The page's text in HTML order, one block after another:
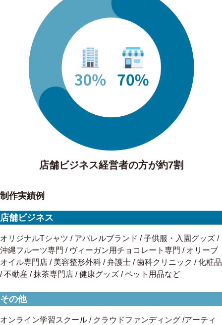
店舗ビジネス経営者の方が約7割
制作実績例
店舗ビジネス
オリジナルTシャツ / アパレルブランド / 子供服・入園グッズ /
沖縄フルーツ専門 / ヴィーガン用チョコレート専門 / オリーブ
オイル専門店 / 美容整形外科 / 弁護士 / 歯科クリニック / 化粧品
/ 不動産 / 抹茶専門店 / 健康グッズ / ペット用品など
その他
オンライン学習スクール / クラウドファンディング /アーティ